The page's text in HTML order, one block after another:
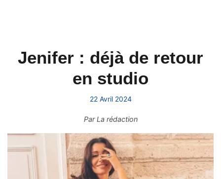
Jenifer : déjà de retour
en studio
22 Avril 2024
ParLa rédaction